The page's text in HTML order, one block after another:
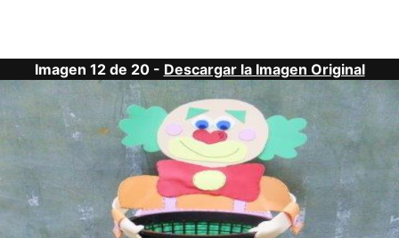
Imagen 12 de 20 - Descargar la Imagen Original